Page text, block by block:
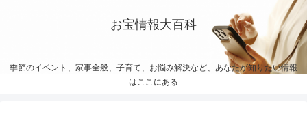
お宝情報大百科
季節のイベント、家事全般、子育て、お悩み解決など、あなたが知りたい情報
はここにある